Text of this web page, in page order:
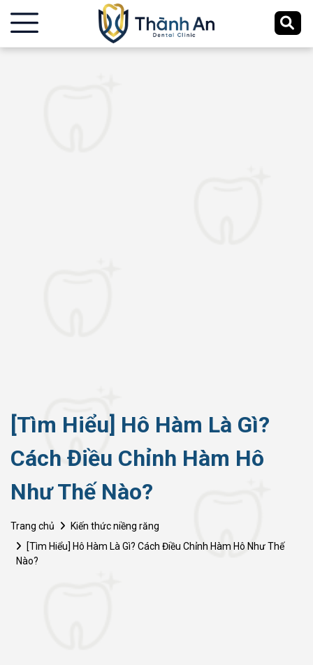
[Tìm Hiểu] Hô Hàm Là Gì?
Cách Điều Chỉnh Hàm Hô
Như Thế Nào?
Trang chủ
Kiến thức niềng răng
[Tìm Hiểu] Hô Hàm Là Gì? Cách Điều Chỉnh Hàm Hô Như Thế
Nào?